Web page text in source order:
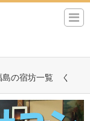
島の宿坊一覧 く